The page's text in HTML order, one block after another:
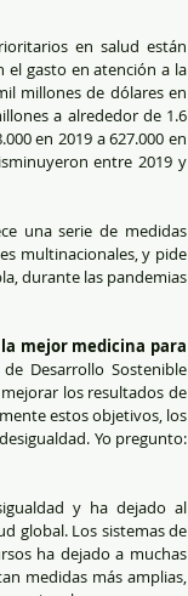
en salud están
el gasto en atención a la
millones de dólares en
a alrededor de 1.6
en 2019 a 627.000 en
entre 2019 y
una serie de medidas
multinacionales, y pide
durante las pandemias
mejor medicina para
Desarrollo Sostenible
los resultados de
estos objetivos, los
Yo pregunto:
y ha dejado al
global. Los sistemas de
ha dejado a muchas
medidas más amplias,